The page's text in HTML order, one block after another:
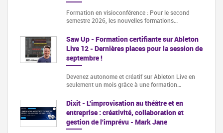
Formation en visioconférence : Pour le second
semestre 2026, les nouvelles formations…
Saw Up - Formation certifiante sur Ableton
Live 12 - Dernières places pour la session de
septembre !
Devenez autonome et créatif sur Ableton Live en
seulement un mois grâce à une formation…
Dixit - L'improvisation au théâtre et en
entreprise : créativité, collaboration et
gestion de l'imprévu - Mark Jane